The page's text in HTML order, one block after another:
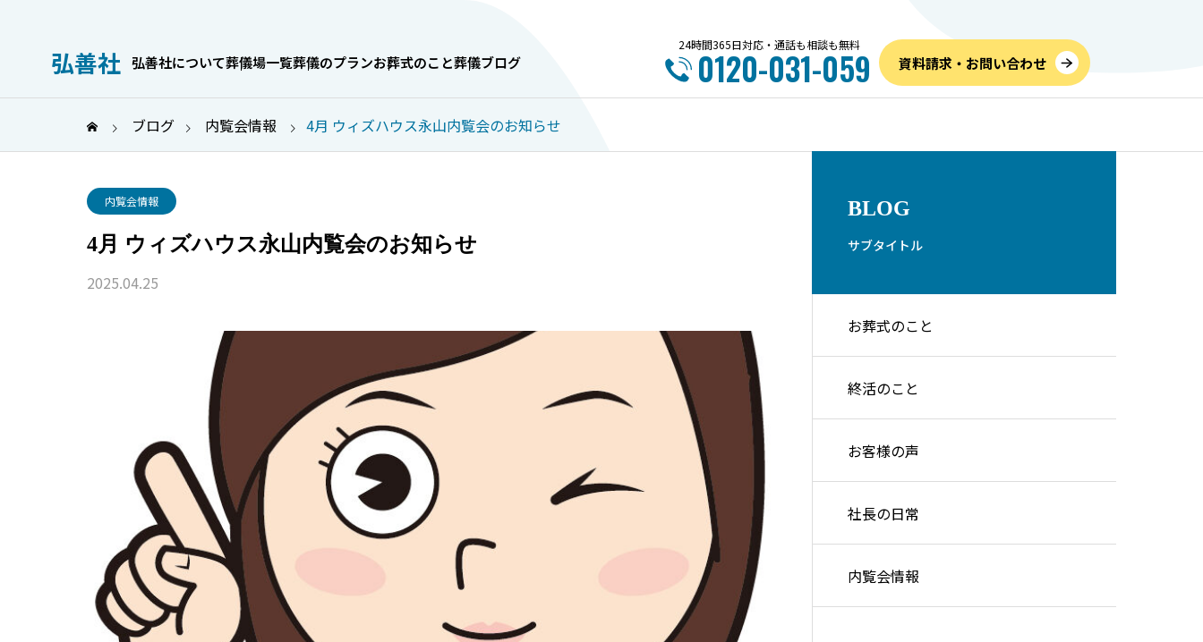
弘善社 弘善社について葬儀場一覧葬儀のプランお葬式のこと葬儀ブログ
家族葬の喪主挨拶｜場面別の
例文とマナーを解説
7月 ～中央斎場～ イベント
のご案内
旭川市で失敗しない葬儀社の
選び方完全ガイド！5つの手順
とポイント
高すぎるを防ぐ！家族葬の費
えて安くする方法
24時間365日対応・通話も相談も無料
0120-031-059 資料請求・お問い合わせ
ブログ 内覧会情報 4月 ウィズハウス永山内覧会のお知らせ
内覧会情報
4月 ウィズハウス永山内覧会のお知らせ
2025.04.25
BLOG
サブタイトル
お葬式のこと
終活のこと
お客様の声
社長の日常
内覧会情報